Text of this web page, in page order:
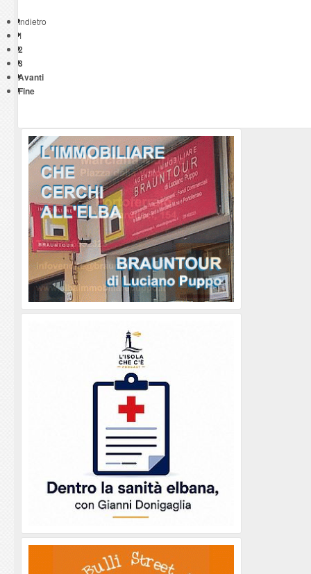
Indietro
1
2
3
Avanti
Fine